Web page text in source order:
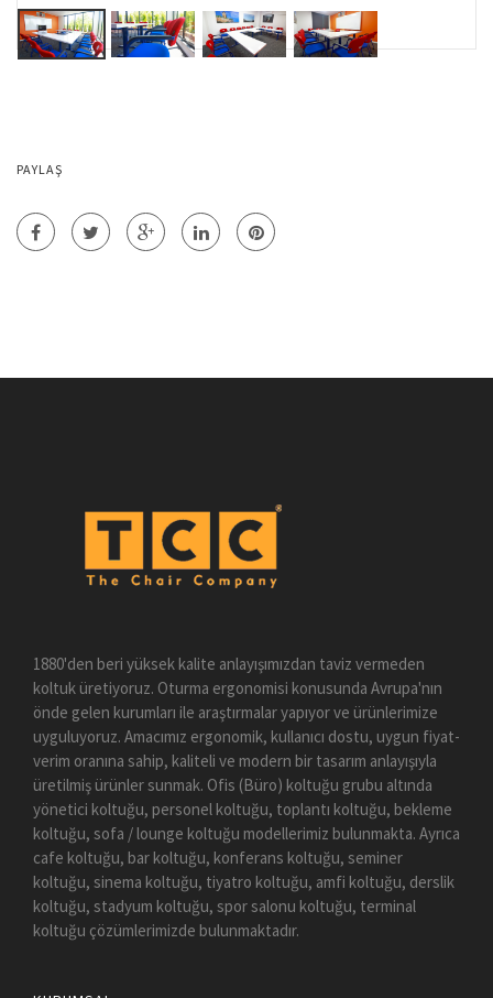
PAYLAŞ
1880'den beri yüksek kalite anlayışımızdan taviz vermeden
koltuk üretiyoruz. Oturma ergonomisi konusunda Avrupa'nın
önde gelen kurumları ile araştırmalar yapıyor ve ürünlerimize
uyguluyoruz. Amacımız ergonomik, kullanıcı dostu, uygun fiyat-
verim oranına sahip, kaliteli ve modern bir tasarım anlayışıyla
üretilmiş ürünler sunmak. Ofis (Büro) koltuğu grubu altında
yönetici koltuğu, personel koltuğu, toplantı koltuğu, bekleme
koltuğu, sofa / lounge koltuğu modellerimiz bulunmakta. Ayrıca
cafe koltuğu, bar koltuğu, konferans koltuğu, seminer
koltuğu, sinema koltuğu, tiyatro koltuğu, amfi koltuğu, derslik
koltuğu, stadyum koltuğu, spor salonu koltuğu, terminal
koltuğu çözümlerimizde bulunmaktadır.